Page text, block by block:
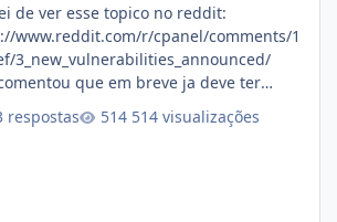
de ver esse topico no reddit:
www.reddit.com/r/cpanel/comments/1
3_new_vulnerabilities_announced/
que em breve ja deve ter
respostas 514 visualizações